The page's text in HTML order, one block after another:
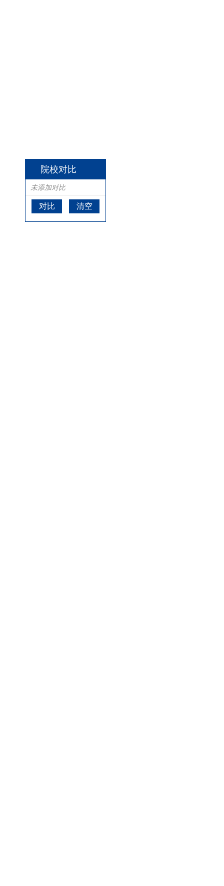
院校对比
未添加对比
对比 清空